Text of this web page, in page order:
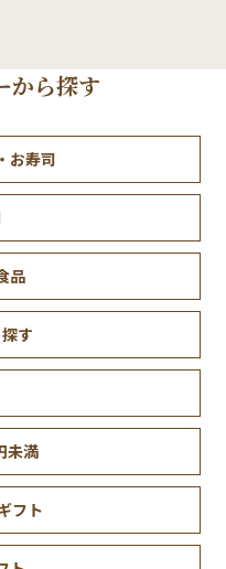
から探す
お寿司
品
す
未満
フト